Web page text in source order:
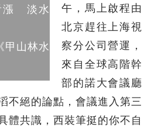
漲 淡水
甲山林水
午，馬上啟程由
北京趕往上海視
察分公司營運，
來自全球高階幹
部的諾大會議廳
不絕的論點，會議進入第三
體共識，西裝筆挺的你不自